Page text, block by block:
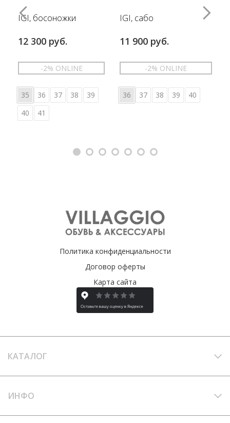
IGI, босоножки
12 300 руб.
-2% ONLINE
35 36 37 38
39
40
41
IGI, сабо
11 900 руб.
-2% ONLINE
36 37 38 39 40
Политика конфиденциальности
Договор оферты
Карта сайта
КАТАЛОГ
ИНФО